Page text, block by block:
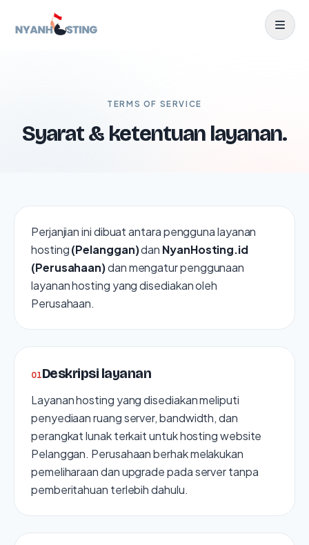
TERMS OF SERVICE
Syarat & ketentuan layanan.
Perjanjian ini dibuat antara pengguna layanan
hosting(Pelanggan)dan NyanHosting.id
(Perusahaan)dan mengatur penggunaan
layanan hosting yang disediakan oleh
Perusahaan.
01Deskripsi layanan
Layanan hosting yang disediakan meliputi
penyediaan ruang server, bandwidth, dan
perangkat lunak terkait untuk hosting website
Pelanggan. Perusahaan berhak melakukan
pemeliharaan dan upgrade pada server tanpa
pemberitahuan terlebih dahulu.